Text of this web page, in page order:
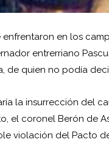
enfrentaron en los
entrerriano
, de quien no podía
la insurrección del
el coronel Berón de
violación del Pacto